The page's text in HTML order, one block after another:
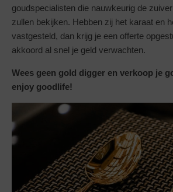
goudspecialisten die nauwkeurig de
zullen bekijken. Hebben zij het karaat en
vastgesteld, dan krijg je een offerte
akkoord al snel je geld verwachten.
Wees geen gold digger en verkoop je
enjoy goodlife!